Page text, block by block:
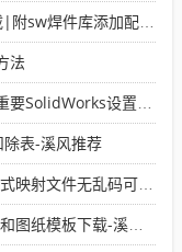
件库添加配置使用教程
法
置可以提高你的画图效率
表-溪风推荐
乱码可分层-溪风亲测推荐
板下载-溪风专用版